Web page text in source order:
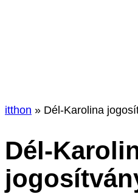
itthon » Dél-Karolina
Dél-